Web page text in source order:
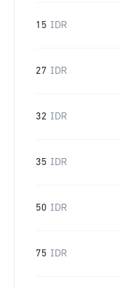
15 IDR
27 IDR
32 IDR
35 IDR
50 IDR
75 IDR